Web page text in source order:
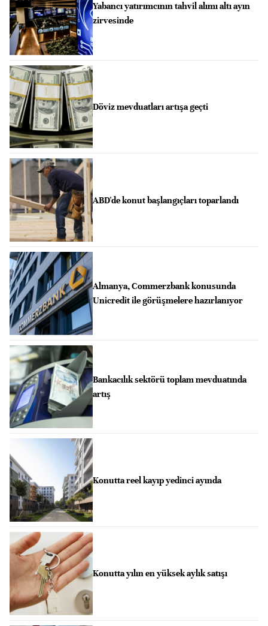
Yabancı yatırımcının tahvil alımı altı ayın
zirvesinde
Döviz mevduatları artışa geçti
ABD'de konut başlangıçları toparlandı
Almanya, Commerzbank konusunda
Unicredit ile görüşmelere hazırlanıyor
Bankacılık sektörü toplam mevduatında
artış
Konutta reel kayıp yedinci ayında
Konutta yılın en yüksek aylık satışı